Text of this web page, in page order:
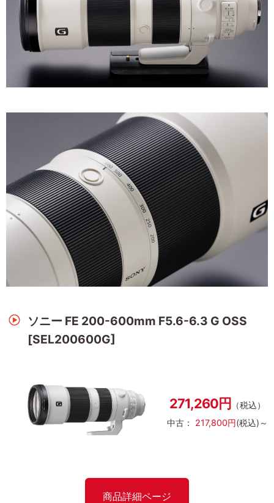
ソニー FE 200-600mm F5.6-6.3 G OSS
[SEL200600G]
271,260円
（税込）
中古： 217,800円(税込)～
商品詳細ページ